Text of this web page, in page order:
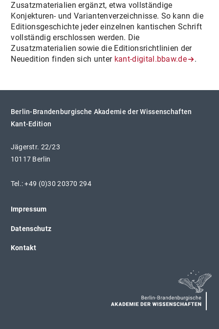
Zusatzmaterialien ergänzt, etwa vollständige
Konjekturen- und Variantenverzeichnisse. So kann die
Editionsgeschichte jeder einzelnen kantischen Schrift
vollständig erschlossen werden. Die
Zusatzmaterialien sowie die Editionsrichtlinien der
Neuedition finden sich unter kant-digital.bbaw.de .
Berlin-Brandenburgische Akademie der Wissenschaften
Kant-Edition
Jägerstr. 22/23
10117 Berlin
Tel.: +49 (0)30 20370 294
Impressum
Datenschutz
Kontakt